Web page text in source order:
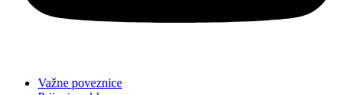
Važne poveznice